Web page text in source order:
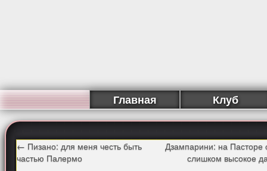
Главная Клуб
← Пизано: для меня честь быть
частью Палермо
Дзампарини: на Пасторе
слишком высокое